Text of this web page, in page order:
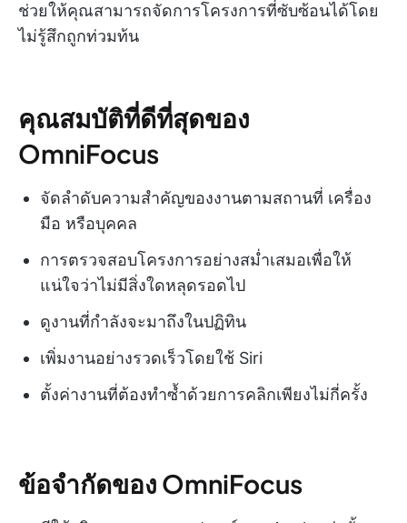
ช่วยให้คุณสามารถจัดการโครงการที่ซับซ้อนได้โดย
ไม่รู้สึกถูกท่วมท้น
คุณสมบัติที่ดีที่สุดของ
OmniFocus
จัดลำดับความสำคัญของงานตามสถานที่ เครื่อง
มือ หรือบุคคล
การตรวจสอบโครงการอย่างสม่ำเสมอเพื่อให้
แน่ใจว่าไม่มีสิ่งใดหลุดรอดไป
ดูงานที่กำลังจะมาถึงในปฏิทิน
เพิ่มงานอย่างรวดเร็วโดยใช้ Siri
ตั้งค่างานที่ต้องทำซ้ำด้วยการคลิกเพียงไม่กี่ครั้ง
ข้อจำกัดของ OmniFocus